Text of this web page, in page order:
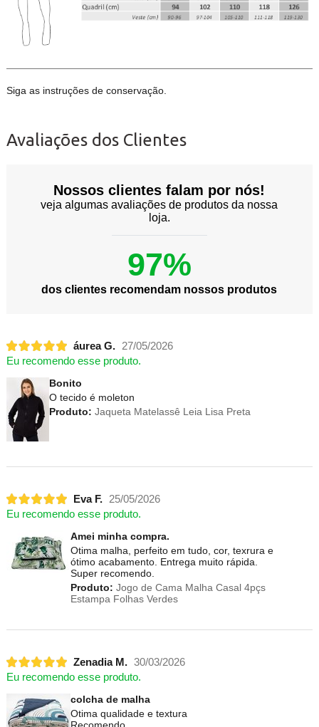
Siga as instruções de conservação.
Avaliações dos Clientes
Nossos clientes falam por nós!
veja algumas avaliações de produtos da nossa
loja.
97%
dos clientes recomendam nossos produtos
áurea G.
27/05/2026
Eu recomendo esse produto.
Bonito
O tecido é moleton
Produto: Jaqueta Matelassê Leia Lisa Preta
Eva F.
25/05/2026
Eu recomendo esse produto.
Amei minha compra.
Otima malha, perfeito em tudo, cor, texrura e
ótimo acabamento. Entrega muito rápida.
Super recomendo.
Produto: Jogo de Cama Malha Casal 4pçs
Estampa Folhas Verdes
Zenadia M. 30/03/2026
Eu recomendo esse produto.
colcha de malha
Otima qualidade e textura